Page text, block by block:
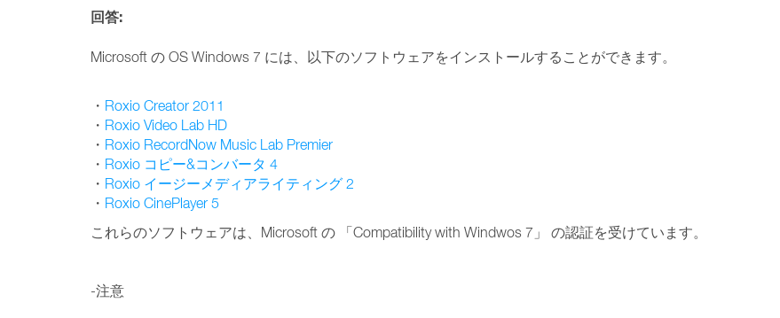
回答:
Microsoft の OS Windows 7 には、以下のソフトウェアをインストールすることができます。
・ Roxio Creator 2011
・ Roxio Video Lab HD
・ Roxio RecordNow Music Lab Premier
・ Roxio コピー&コンバータ 4
・ Roxio イージーメディアライティング 2
・ Roxio CinePlayer 5
これらのソフトウェアは、Microsoft の 「Compatibility with Windwos 7」 の認証を受けています。
-注意